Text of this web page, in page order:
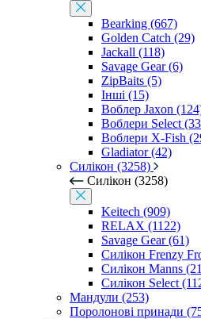
Bearking (667)
Golden Catch (29)
Jackall (118)
Savage Gear (6)
ZipBaits (5)
Інші (15)
Воблер Jaxon
Воблери Select
Воблери X-Fish
Gladiator (42)
Силікон (3258)
Силікон (3258)
Keitech (909)
RELAX (1122)
Savage Gear (61)
Силікон Frenzy
Силікон Manns
Силікон Select
Мандули (253)
Поролонові принади